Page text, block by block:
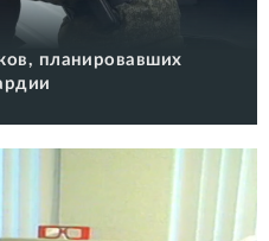
планировавших